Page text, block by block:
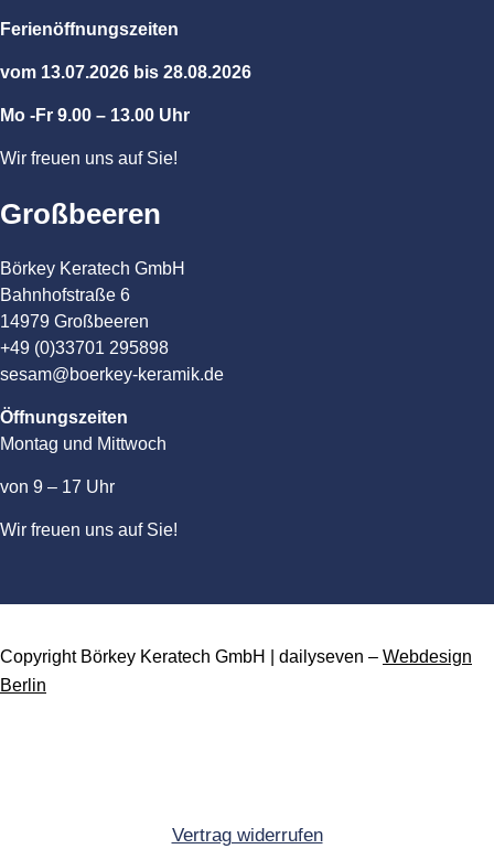
Ferienöffnungszeiten
vom 13.07.2026 bis 28.08.2026
Mo -Fr 9.00 – 13.00 Uhr
Wir freuen uns auf Sie!
Großbeeren
Börkey Keratech GmbH
Bahnhofstraße 6
14979 Großbeeren
+49 (0)33701 295898
sesam@boerkey-keramik.de
Öffnungszeiten
Montag und Mittwoch
von 9 – 17 Uhr
Wir freuen uns auf Sie!
Copyright Börkey Keratech GmbH | dailyseven – Webdesign
Berlin
Vertrag widerrufen